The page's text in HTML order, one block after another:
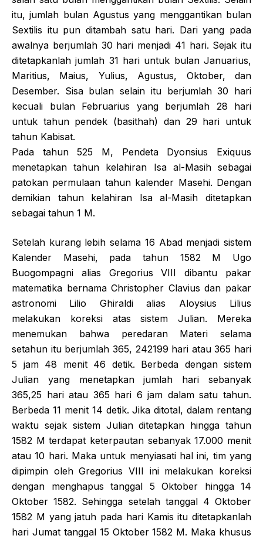
itu, jumlah bulan Agustus yang menggantikan bulan
Sextilis itu pun ditambah satu hari. Dari yang pada
awalnya berjumlah 30 hari menjadi 41 hari. Sejak itu
ditetapkanlah jumlah 31 hari untuk bulan Januarius,
Maritius, Maius, Yulius, Agustus, Oktober, dan
Desember. Sisa bulan selain itu berjumlah 30 hari
kecuali bulan Februarius yang berjumlah 28 hari
untuk tahun pendek (basithah) dan 29 hari untuk
tahun Kabisat.
Pada tahun 525 M, Pendeta Dyonsius Exiquus
menetapkan tahun kelahiran Isa al-Masih sebagai
patokan permulaan tahun kalender Masehi. Dengan
demikian tahun kelahiran Isa al-Masih ditetapkan
sebagai tahun 1 M.
Setelah kurang lebih selama 16 Abad menjadi sistem
Kalender Masehi, pada tahun 1582 M Ugo
Buogompagni alias Gregorius VIII dibantu pakar
matematika bernama Christopher Clavius dan pakar
astronomi Lilio Ghiraldi alias Aloysius Lilius
melakukan koreksi atas sistem Julian. Mereka
menemukan bahwa peredaran Materi selama
setahun itu berjumlah 365, 242199 hari atau 365 hari
5 jam 48 menit 46 detik. Berbeda dengan sistem
Julian yang menetapkan jumlah hari sebanyak
365,25 hari atau 365 hari 6 jam dalam satu tahun.
Berbeda 11 menit 14 detik. Jika ditotal, dalam rentang
waktu sejak sistem Julian ditetapkan hingga tahun
1582 M terdapat keterpautan sebanyak 17.000 menit
atau 10 hari. Maka untuk menyiasati hal ini, tim yang
dipimpin oleh Gregorius VIII ini melakukan koreksi
dengan menghapus tanggal 5 Oktober hingga 14
Oktober 1582. Sehingga setelah tanggal 4 Oktober
1582 M yang jatuh pada hari Kamis itu ditetapkanlah
hari Jumat tanggal 15 Oktober 1582 M. Maka khusus